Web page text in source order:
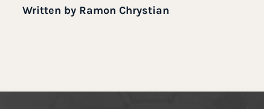
Written byRamon Chrystian